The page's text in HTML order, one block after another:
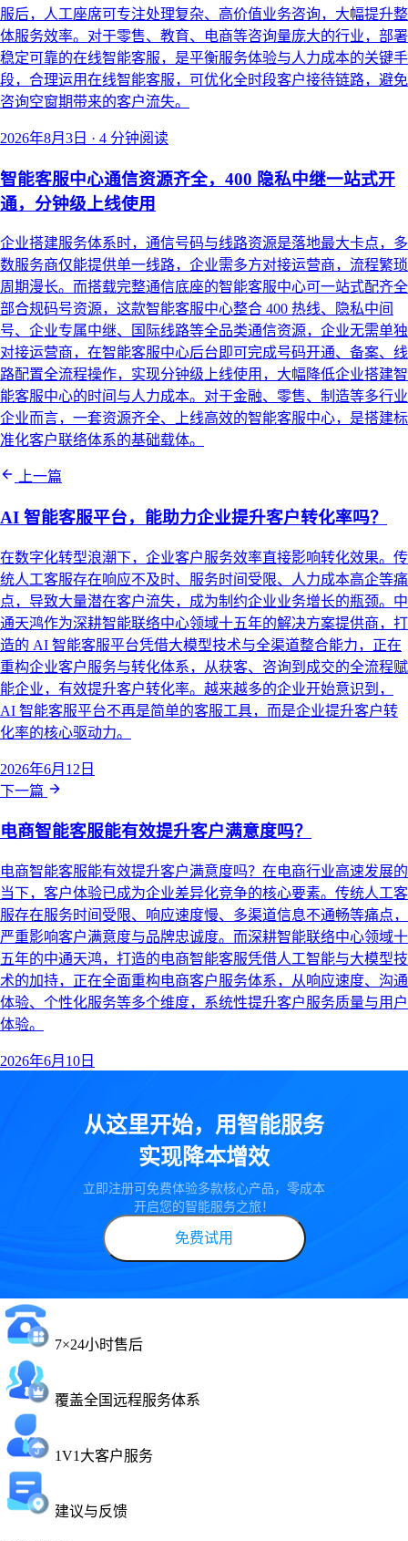
服后，人工座席可专注处理复杂、高价值业务咨询，大幅提升整
体服务效率。对于零售、教育、电商等咨询量庞大的行业，部署
稳定可靠的在线智能客服，是平衡服务体验与人力成本的关键手
段，合理运用在线智能客服，可优化全时段客户接待链路，避免
咨询空窗期带来的客户流失。
2026年8月3日 · 4 分钟阅读
智能客服中心通信资源齐全，400 隐私中继一站式开
通，分钟级上线使用
企业搭建服务体系时，通信号码与线路资源是落地最大卡点，多
数服务商仅能提供单一线路，企业需多方对接运营商，流程繁琐
周期漫长。而搭载完整通信底座的智能客服中心可一站式配齐全
部合规码号资源，这款智能客服中心整合 400 热线、隐私中间
号、企业专属中继、国际线路等全品类通信资源，企业无需单独
对接运营商，在智能客服中心后台即可完成号码开通、备案、线
路配置全流程操作，实现分钟级上线使用，大幅降低企业搭建智
能客服中心的时间与人力成本。对于金融、零售、制造等多行业
企业而言，一套资源齐全、上线高效的智能客服中心，是搭建标
准化客户联络体系的基础载体。
上一篇
AI 智能客服平台，能助力企业提升客户转化率吗？
在数字化转型浪潮下，企业客户服务效率直接影响转化效果。传
统人工客服存在响应不及时、服务时间受限、人力成本高企等痛
点，导致大量潜在客户流失，成为制约企业业务增长的瓶颈。中
通天鸿作为深耕智能联络中心领域十五年的解决方案提供商，打
造的 AI 智能客服平台凭借大模型技术与全渠道整合能力，正在
重构企业客户服务与转化体系，从获客、咨询到成交的全流程赋
能企业，有效提升客户转化率。越来越多的企业开始意识到，
AI 智能客服平台不再是简单的客服工具，而是企业提升客户转
化率的核心驱动力。
2026年6月12日
下一篇
电商智能客服能有效提升客户满意度吗？
电商智能客服能有效提升客户满意度吗？在电商行业高速发展的
当下，客户体验已成为企业差异化竞争的核心要素。传统人工客
服存在服务时间受限、响应速度慢、多渠道信息不通畅等痛点，
严重影响客户满意度与品牌忠诚度。而深耕智能联络中心领域十
五年的中通天鸿，打造的电商智能客服凭借人工智能与大模型技
术的加持，正在全面重构电商客户服务体系，从响应速度、沟通
体验、个性化服务等多个维度，系统性提升客户服务质量与用户
体验。
2026年6月10日
从这里开始，用智能服务
实现降本增效
立即注册可免费体验多款核心产品，零成本
开启您的智能服务之旅！
免费试用
7×24小时售后
覆盖全国远程服务体系
1V1大客户服务
建议与反馈